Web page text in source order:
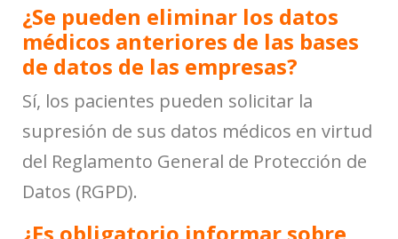
¿Se pueden eliminar los datos
médicos anteriores de las bases
de datos de las empresas?
Sí, los pacientes pueden solicitar la
supresión de sus datos médicos en virtud
del Reglamento General de Protección de
Datos (RGPD).
¿Es obligatorio informar sobre